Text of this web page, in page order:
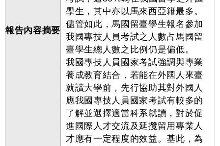
報告內容摘要
學生，其中亦以馬來西亞籍最多。
儘管如此，馬國留臺學生報名參加
我國專技人員考試之人數占馬國留
臺學生總人數之比例仍是偏低。
我國專技人員國家考試強調與專業
養成教育結合，若能在外國人來臺
就讀大學前，先行協助其對外國人
應我國專技人員國家考試有較多的
了解並選擇適當科系就讀，對於促
進國際人才交流及延攬留用專業人
才應有一定程度的效益。基此，為